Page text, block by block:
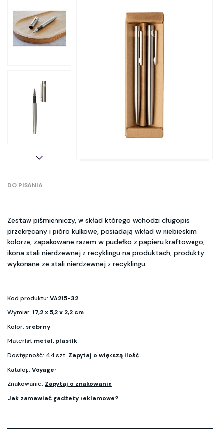
DO PISANIA
Zestaw piśmienniczy, w skład którego wchodzi długopis
przekręcany i pióro kulkowe, posiadają wkład w niebieskim
kolorze, zapakowane razem w pudełko z papieru kraftowego,
ikona stali nierdzewnej z recyklingu na produktach, produkty
wykonane ze stali nierdzewnej z recyklingu
Kod produktu: VA215-32
Wymiar: 17,2 x 5,2 x 2,2 cm
Kolor: srebrny
Materiał: metal, plastik
Dostępność: 44 szt. Zapytaj o większą ilość
Katalog: Voyager
Znakowanie: Zapytaj o znakowanie
Jak zamawiać gadżety reklamowe?